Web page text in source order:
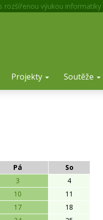
rozšířenou výukou informatiky
Projekty Soutěže
Pá
So
3
4
10
11
17
18